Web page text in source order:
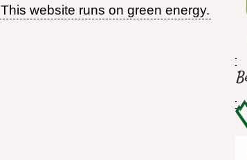
This website runs on green energy.